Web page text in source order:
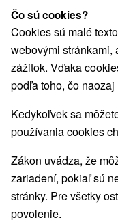
Motely Penzióny
Ubytovne(101)
Vyberte
Najhľadanejšie
Žilinský kraj(463)
Zobraziť všetky
VŠETKY TOP -
Čo sú cookies?
Cookies sú malé
webovými stránkami,
zážitok. Vďaka
podľa toho, čo
Kedykoľvek sa
používania cookies
Zákon uvádza, že
zariadení, pokiaľ sú
stránky. Pre všetky
povolenie.